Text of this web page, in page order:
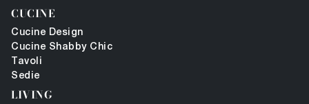
CUCINE
Cucine Design
Cucine Shabby Chic
Tavoli
Sedie
LIVING